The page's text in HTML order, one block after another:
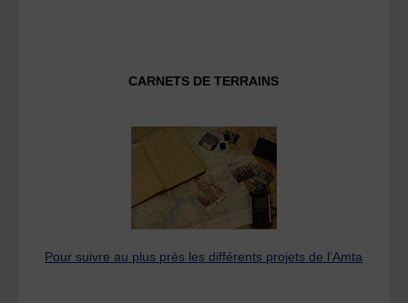
CARNETS DE TERRAINS
Pour suivre au plus près les différents projets de l’Amta